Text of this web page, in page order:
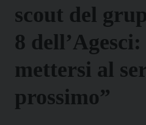
scout del
8 dell’Agesci:
mettersi al
prossimo”